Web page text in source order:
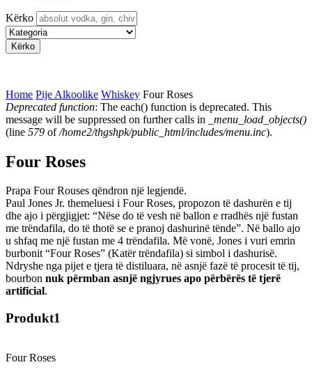
Kërko
Kategoria e Produkteve
You are here
Home Pije Alkoolike Whiskey Four Roses
Error message
Deprecated function: The each() function is deprecated. This
message will be suppressed on further calls in
_menu_load_objects()
(line 579 of/home2/thgshpk/public_html/includes/menu.inc).
Four Roses
Prapa Four Rouses qëndron një legjendë.
Paul Jones Jr. themeluesi i Four Roses, propozon të dashurën e tij
dhe ajo i përgjigjet: “Nëse do të vesh në ballon e rradhës një fustan
me trëndafila, do të thotë se e pranoj dashurinë tënde”. Në ballo ajo
u shfaq me një fustan me 4 trëndafila. Më vonë, Jones i vuri emrin
burbonit “Four Roses” (Katër trëndafila) si simbol i dashurisë.
Ndryshe nga pijet e tjera të distiluara, në asnjë fazë të procesit të tij,
bourbon nuk përmban asnjë ngjyrues apo përbërës të tjerë
artificial.
Produkt1
Four Roses